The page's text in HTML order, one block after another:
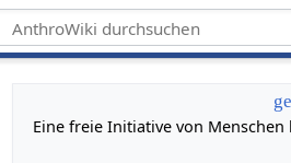
Eine freie Initiative von Menschen